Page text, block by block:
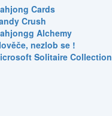
Cards
Crush
Alchemy
nezlob se !
Solitaire Collection